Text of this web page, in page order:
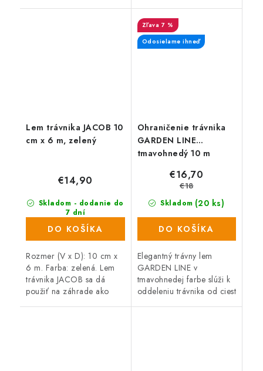
pomôže vám jednoducho
oddeliť trávnatú plochu od
záhonov.
Lem trávnika JACOB 10
cm x 6 m, zelený
Skladom - dodanie do
7 dní
(674 ks)
€14,90
DO KOŠÍKA
Rozmer (V x D): 10 cm x
6 m. Farba: zelená. Lem
trávnika JACOB sa dá
použiť na záhrade ako
Ohraničenie trávnika
GARDEN LINE
tmavohnedý 10 m
7 %
Odosielame ihneď
Skladom (20 ks)
€16,70
€18
DO KOŠÍKA
Elegantný trávny lem
GARDEN LINE v
tmavohnedej farbe slúži k
oddeleniu trávnika od ciest